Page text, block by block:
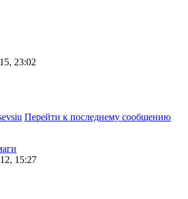
23:02
Перейти к последнему сообщению
15:27